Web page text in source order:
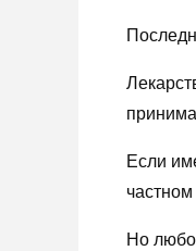
Если
Но